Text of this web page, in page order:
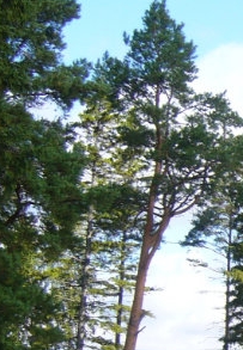
за веру в
Главная